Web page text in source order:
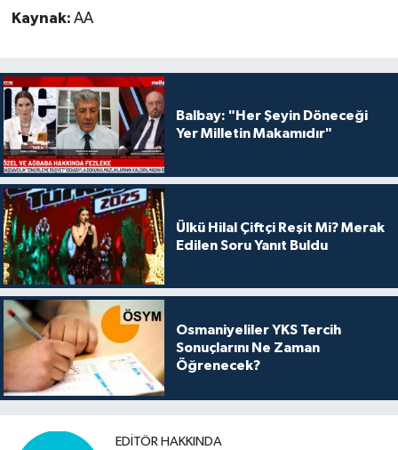
Kaynak: AA
Balbay: "Her Şeyin Döneceği
Yer Milletin Makamıdır"
Ülkü Hilal Çiftçi Reşit Mi? Merak
Edilen Soru Yanıt Buldu
Osmaniyeliler YKS Tercih
Sonuçlarını Ne Zaman
Öğrenecek?
EDITÖR HAKKINDA